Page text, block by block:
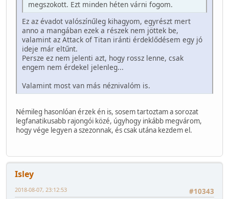
megszokott. Ezt minden héten várni fogom.
Ez az évadot valószínűleg kihagyom, egyrészt mert
anno a mangában ezek a részek nem jöttek be,
valamint az Attack of Titan iránti érdeklődésem egy jó
ideje már eltűnt.
Persze ez nem jelenti azt, hogy rossz lenne, csak
engem nem érdekel jelenleg...
Valamint most van más néznivalóm is.
Némileg hasonlóan érzek én is, sosem tartoztam a sorozat
legfanatikusabb rajongói közé, úgyhogy inkább megvárom,
hogy vége legyen a szezonnak, és csak utána kezdem el.
Isley
#10343
2018-08-07, 23:12:53